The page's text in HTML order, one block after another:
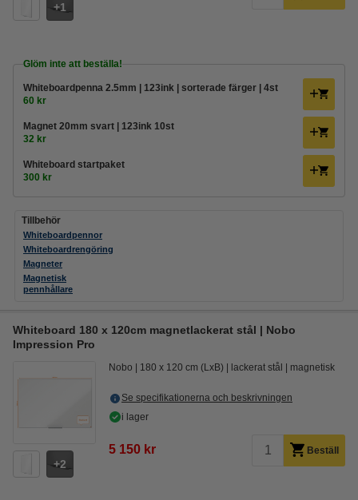
1
Glöm inte att beställa!
Whiteboardpenna 2.5mm | 123ink | sorterade färger | 4st
60 kr
Magnet 20mm svart | 123ink 10st
32 kr
Whiteboard startpaket
300 kr
Tillbehör
Whiteboardpennor
Whiteboardrengöring
Magneter
Magnetisk
pennhållare
Whiteboard 180 x 120cm magnetlackerat stål | Nobo
Impression Pro
2
Nobo 180 x 120 cm (LxB) lackerat stål magnetisk
Se specifikationerna och beskrivningen
i lager
5 150 kr Beställ